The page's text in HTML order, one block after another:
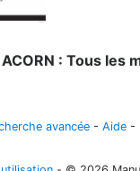
: Tous les
avancée - Aide -